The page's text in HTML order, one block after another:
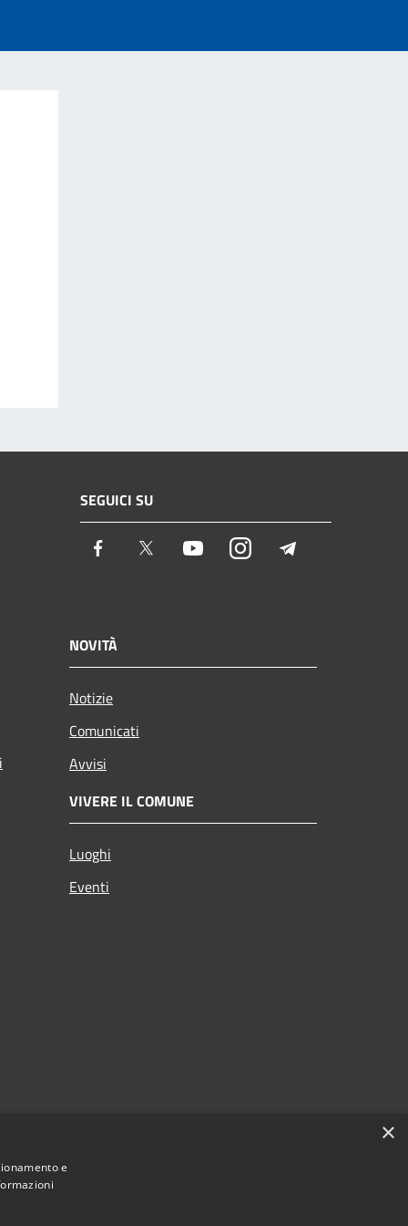
SEGUICI SU
Facebook Twitter YoutubeInstagram
NOVITÀ
Notizie
Comunicati
Avvisi
VIVERE IL COMUNE
Luoghi
Eventi
×
e